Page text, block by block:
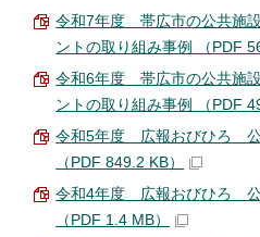
令和7年度 帯広市の公共施
ントの取り組み事例 （PDF
令和6年度 帯広市の公共施
ントの取り組み事例 （PDF
令和5年度 広報おびひろ 公
（PDF 849.2 KB）
令和4年度 広報おびひろ 公
（PDF 1.4 MB）